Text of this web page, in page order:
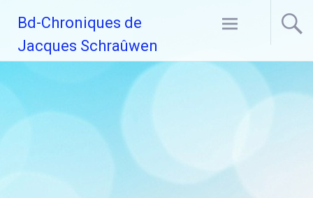
contenu
principal
Bd-Chroniques de
Jacques Schraûwen